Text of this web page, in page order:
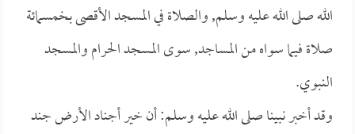
الله صلى الله عليه وسلم, والصلاة في المسجد الأقصى بخمسمائة
صلاة فيما سواه من المساجد, سوى المسجد الحرام والمسجد
النبوي.
وقد أخبر نبينا صلى الله عليه وسلم: أن خير أجناد الأرض جند